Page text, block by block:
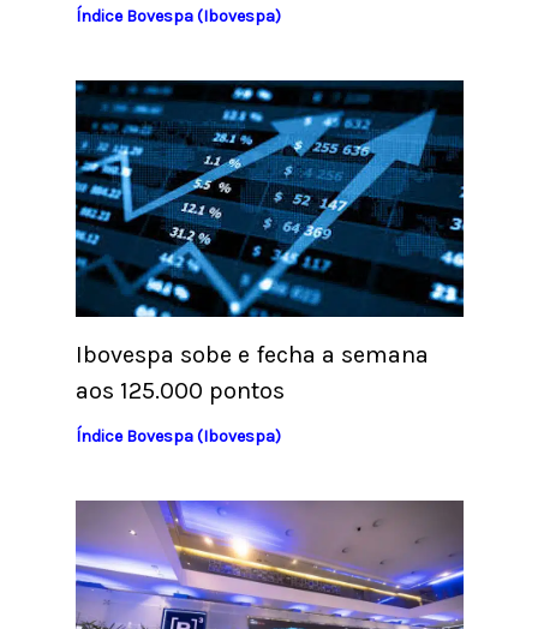
Índice Bovespa (Ibovespa)
Ibovespa sobe e fecha a semana
aos 125.000 pontos
Índice Bovespa (Ibovespa)